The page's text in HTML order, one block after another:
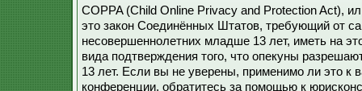
COPPA (Child Online Privacy and Protection Act),
это закон Соединённых Штатов, требующий от
несовершеннолетних младше 13 лет, иметь на
вида подтверждения того, что опекуны
13 лет. Если вы не уверены, применимо ли это к
конференции, обратитесь за помощью к